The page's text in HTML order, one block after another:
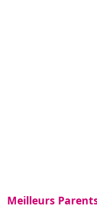
Meilleurs